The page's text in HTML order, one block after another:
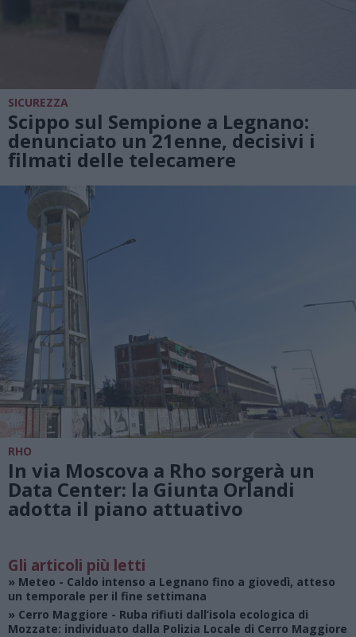
SICUREZZA
Scippo sul Sempione a Legnano:
denunciato un 21enne, decisivi i
filmati delle telecamere
RHO
In via Moscova a Rho sorgerà un
Data Center: la Giunta Orlandi
adotta il piano attuativo
Gli articoli più letti
» Meteo - Caldo intenso a Legnano fino a giovedì, atteso
un temporale per il fine settimana
» Cerro Maggiore - Ruba rifiuti dall’isola ecologica di
Mozzate: individuato dalla Polizia Locale di Cerro Maggiore